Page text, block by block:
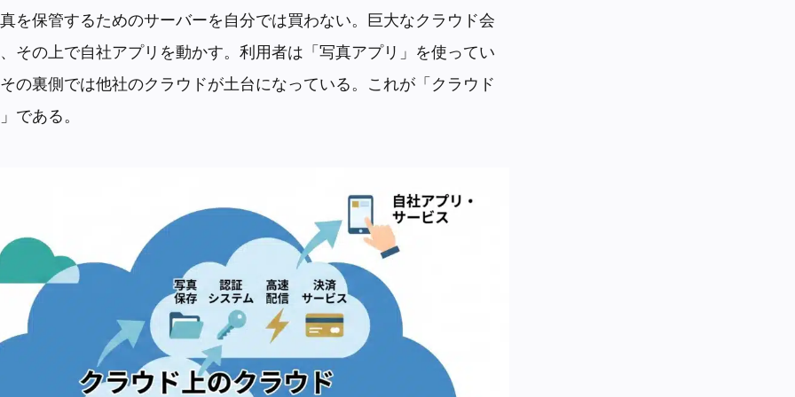
を保管するためのサーバーを自分では買わない。巨大なクラウド会
その上で自社アプリを動かす。利用者は「写真アプリ」を使ってい
の裏側では他社のクラウドが土台になっている。これが「クラウド
である。